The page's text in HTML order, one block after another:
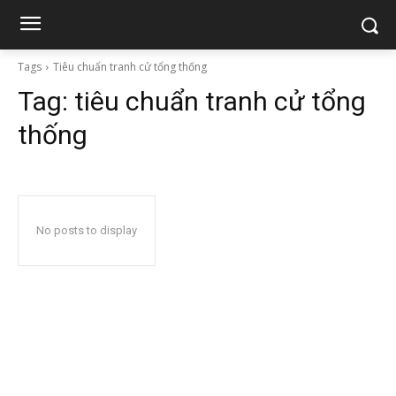
Tags Tiêu chuẩn tranh cử tổng thống
Tag: tiêu chuẩn tranh cử tổng
thống
No posts to display